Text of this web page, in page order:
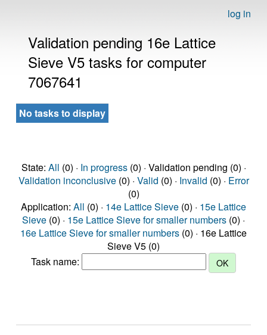
log in
Validation pending 16e Lattice
Sieve V5 tasks for computer
7067641
No tasks to display
State: All (0) · In progress(0) · Validation pending (0) ·
Validation inconclusive(0) · Valid (0) · Invalid (0) · Error
(0)
Application: All (0) · 14e Lattice Sieve (0) · 15e Lattice
Sieve (0) · 15e Lattice Sieve for smaller numbers (0) ·
16e Lattice Sieve for smaller numbers (0) · 16e Lattice
Sieve V5 (0)
Task name: